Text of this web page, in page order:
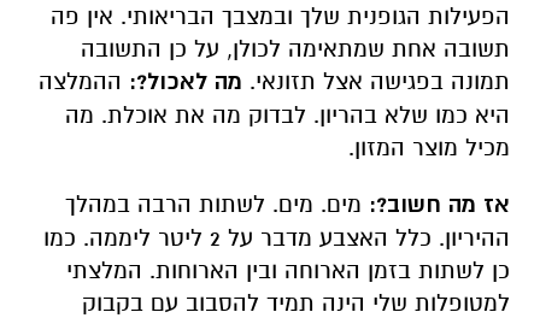
הפעילות הגופנית שלך ובמצבך הבריאותי. אין פה
תשובה אחת שמתאימה לכולן, על כן התשובה
תמונה בפגישה אצל תזונאי. מה לאכול?: ההמלצה
היא כמו שלא בהריון. לבדוק מה את אוכלת. מה
מכיל מוצר המזון.
אז מה חשוב?: מים. מים. לשתות הרבה במהלך
ההיריון. כלל האצבע מדבר על 2 ליטר ליממה. כמו
כן לשתות בזמן הארוחה ובין הארוחות. המלצתי
למטופלות שלי הינה תמיד להסבוב עם בקבוק